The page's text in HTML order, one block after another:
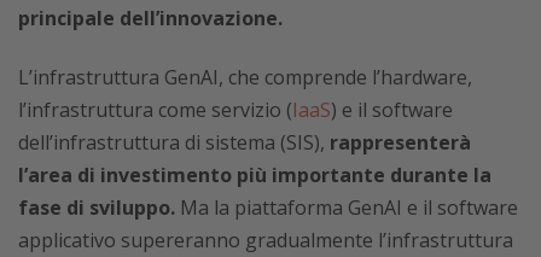
principale dell’innovazione.
L’infrastruttura GenAI, che comprende l’hardware,
l’infrastruttura come servizio (IaaS) e il software
dell’infrastruttura di sistema (SIS), rappresenterà
l’area di investimento più importante durante la
fase di sviluppo. Ma la piattaforma GenAI e il software
applicativo supereranno gradualmente l’infrastruttura